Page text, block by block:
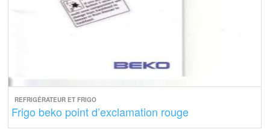
REFRIGÉRATEUR ET FRIGO
Frigo beko point d’exclamation rouge